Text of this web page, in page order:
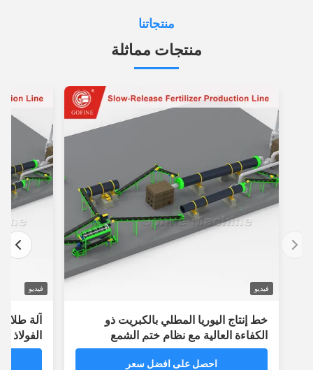
منتجاتنا
منتجات مماثلة
خط إنتاج اليوريا المطلي بالكبريت ذو
الكفاءة العالية مع نظام ختم الشمع
احصل على افضل سعر
آلة طلاء
الفولاذ
بالبوليمر ذات 2-3 طبقات